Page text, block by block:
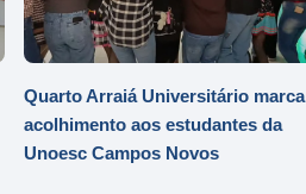
Quarto Arraiá Universitário marca
acolhimento aos estudantes da
Unoesc Campos Novos